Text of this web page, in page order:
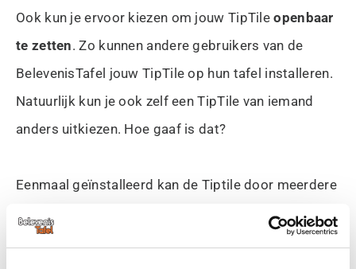
Ook kun je ervoor kiezen om jouw TipTileopenbaar
te zetten. Zo kunnen andere gebruikers van de
BelevenisTafel jouw TipTile op hun tafel installeren.
Natuurlijk kun je ook zelf een TipTile van iemand
anders uitkiezen. Hoe gaaf is dat?
Eenmaal geïnstalleerd kan de Tiptile door meerdere
mensen tegelijkertijd op de touchtafel bediend
lke foto is met een simpele tik te openen